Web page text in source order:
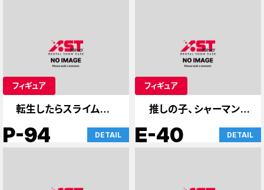
フィギュア
転生したらスライムだっ
た件
P-94 DETAIL
フィギュア
推しの子、シャーマンキ
ング
E-40 DETAIL